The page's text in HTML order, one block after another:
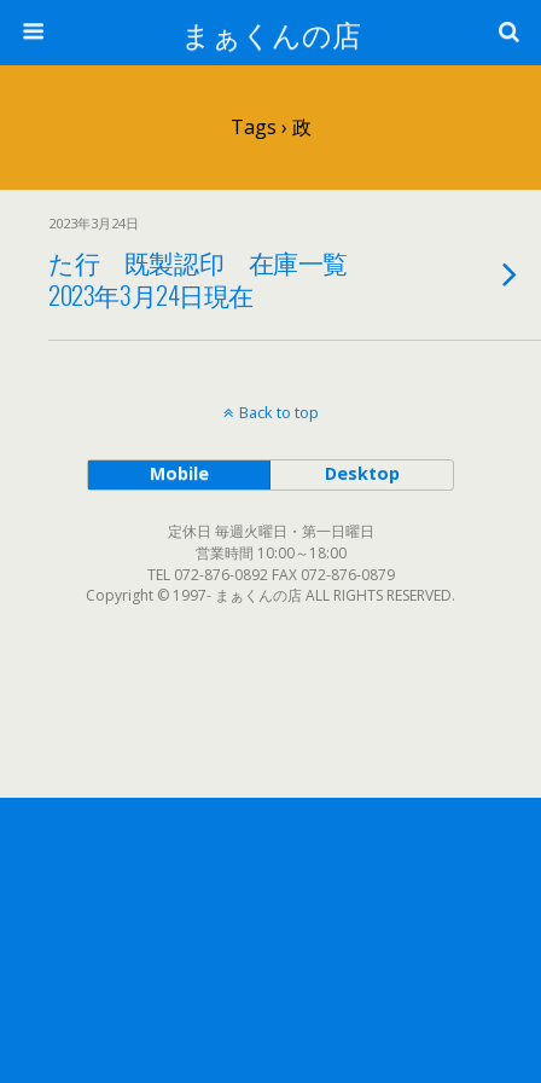
まぁくんの店
Tags › 政
2023年3月24日
た行 既製認印 在庫一覧
2023年3月24日現在
Back to top
Mobile Desktop
定休日 毎週火曜日・第一日曜日
営業時間 10:00～18:00
TEL 072-876-0892 FAX 072-876-0879
Copyright © 1997- まぁくんの店 ALL RIGHTS RESERVED.